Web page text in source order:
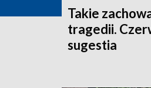
Takie
tragedii.
sugestia